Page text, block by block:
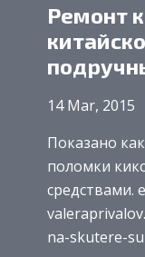
Ремонт
14 Mar, 2015
Показано
поломки
средствами.
na-skutere-